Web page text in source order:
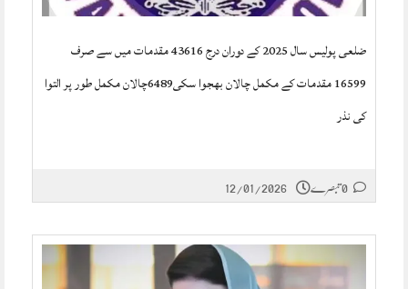
ضلعی پولیس سال 2025 کے دوران درج 43616 مقدمات میں سے صرف
16599 مقدمات کے مکمل چالان بھجوا سکی6489چالان مکمل طور پر التوا
کی نذر
12/01/2026